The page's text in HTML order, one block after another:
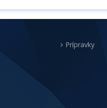
Prípravky